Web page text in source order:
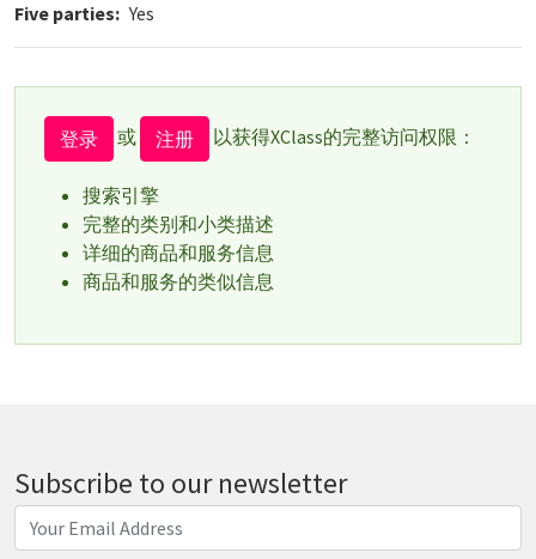
Five parties
Yes
登录 或 注册 以获得XClass的完整访问权限：
搜索引擎
完整的类别和小类描述
详细的商品和服务信息
商品和服务的类似信息
Subscribe to our newsletter